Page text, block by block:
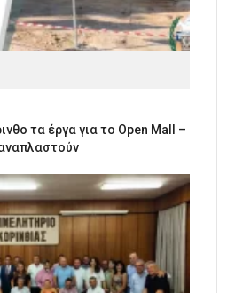
τα έργα για το Open Mall –